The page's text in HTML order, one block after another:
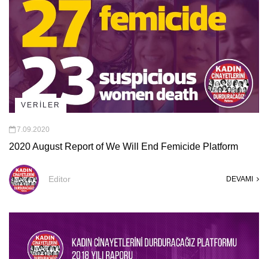
VERİLER
7.09.2020
2020 August Report of We Will End Femicide Platform
Editor DEVAMI